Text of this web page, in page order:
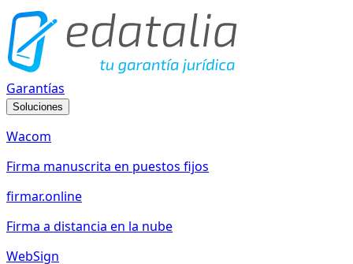
Garantías
Soluciones
Wacom
Firma manuscrita en puestos fijos
firmar.online
Firma a distancia en la nube
WebSign